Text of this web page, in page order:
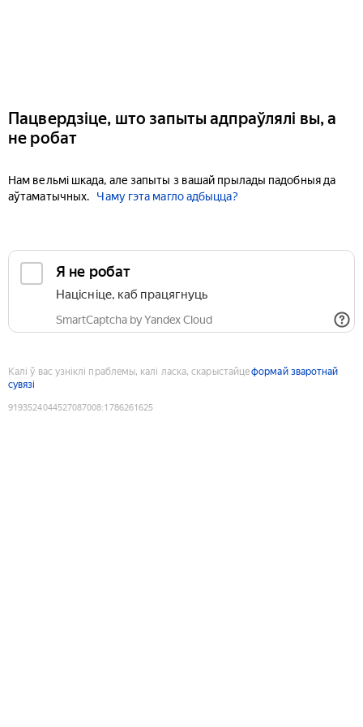
Пацвердзіце, што запыты адпраўлялі вы, а
не робат
Нам вельмі шкада, але запыты з вашай прылады падобныя да
аўтаматычных.
Чаму гэта магло адбыцца?
Я не робат
Націсніце, каб працягнуць
SmartCaptcha by Yandex Cloud
Калі ў вас узніклі праблемы, калі ласка, скарыстайцеформай зваротнай
сувязі
9193524044527087008:1786261625